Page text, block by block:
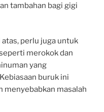
tambahan bagi gigi
perlu juga untuk
merokok dan
yang
buruk ini
menyebabkan masalah